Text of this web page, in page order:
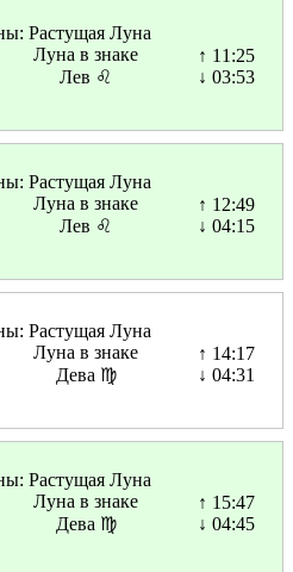
Луна в знаке
Лев ♌
↑ 11:25
↓ 03:53
Луна в знаке
Лев ♌
↑ 12:49
↓ 04:15
Луна в знаке
Дева ♍
↑ 14:17
↓ 04:31
Луна в знаке
Дева ♍
↑ 15:47
↓ 04:45